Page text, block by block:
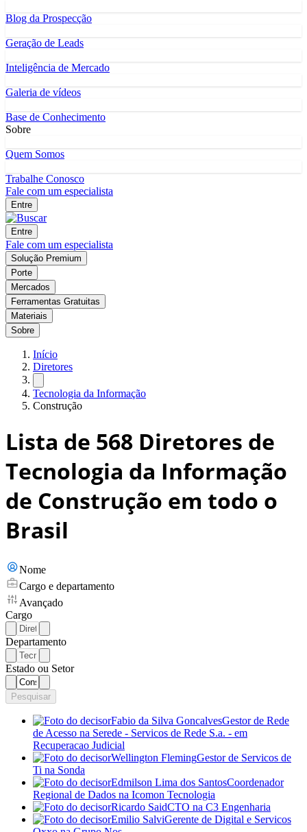
Blog da Prospecção
Geração de Leads
Inteligência de Mercado
Galeria de vídeos
Base de Conhecimento
Sobre
Quem Somos
Trabalhe Conosco
Fale com um especialista
Entre
Entre
Fale com um especialista
Solução Premium
Porte
Mercados
Ferramentas Gratuitas
Materiais
Sobre
Início
Diretores
Tecnologia da Informação
Construção
Lista de 568 Diretores de
Tecnologia da Informação
de Construção em todo o
Brasil
Nome
Cargo e departamento
Avançado
Cargo
Departamento
Estado ou Setor
Pesquisar
Fabio da Silva GoncalvesGestor de Rede
de Acesso na Serede - Servicos de Rede S.a. - em
Recuperacao Judicial
Wellington FlemingGestor de Servicos de
Ti na Sonda
Edmilson Lima dos SantosCoordenador
Regional de Dados na Icomon Tecnologia
Ricardo SaidCTO na C3 Engenharia
Emilio SalviGerente de Digital e Servicos